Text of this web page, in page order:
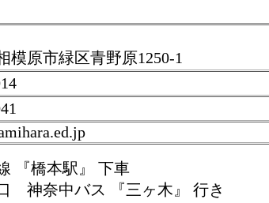
原市緑区青野原1250-1
『橋本駅』 下車
奈中バス 『三ヶ木』 行き